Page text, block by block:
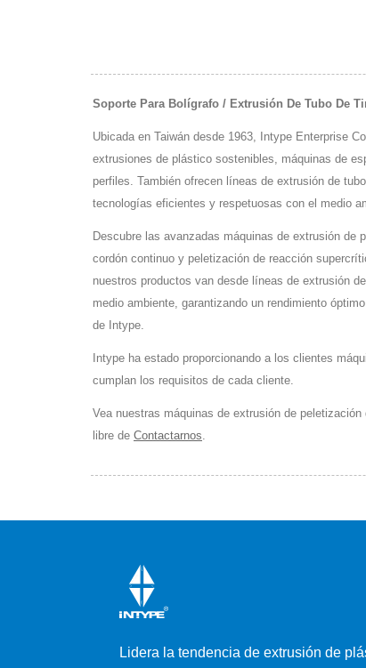
Soporte Para Bolígrafo / Extrusión De Tubo De
Ubicada en Taiwán desde 1963, Intype Enterprise
extrusiones de plástico sostenibles, máquinas de
perfiles. También ofrecen líneas de extrusión de
tecnologías eficientes y respetuosas con el medio
Descubre las avanzadas máquinas de extrusión
cordón continuo y peletización de reacción
nuestros productos van desde líneas de extrusión
medio ambiente, garantizando un rendimiento
de Intype.
Intype ha estado proporcionando a los clientes
cumplan los requisitos de cada cliente.
Vea nuestras máquinas de extrusión de peletización
libre de Contactarnos.
Lidera la tendencia de extrusión de